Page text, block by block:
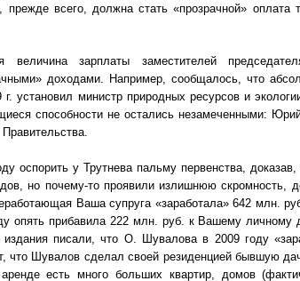
всего, должна стать «прозрачной» оплата
зарплаты заместителей
доходами. Например, сообщалось, что
установил министр природных ресурсов и
способности не остались незамеченными:
оспорить у Трутнева пальму первенства,
но почему-то проявили излишнюю скромность,
Ваша супруга «заработала» 642 млн.
опять прибавила 222 млн. руб. к Вашему личному
писали, что О. Шувалова в 2009 году
что Шувалов сделал своей резиденцией бывшую
есть много больших квартир, домов